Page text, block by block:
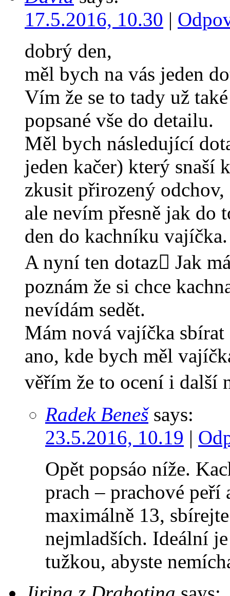
17.5.2016, 10.30 |
dobrý den,
měl bych na vás jeden
Vím že se to tady už
popsané vše do detailu.
Měl bych následující
jeden kačer) který snaší
zkusit přirozený odchov,
ale nevím přesně jak do
den do kachníku
A nyní ten dotaz Jak
poznám že si chce
nevídám sedět.
Mám nová vajíčka sbírat
ano, kde bych měl
věřím že to ocení i další
Radek Beneš says:
23.5.2016, 10.19 |
Opět popsáo níže.
prach – prachové peří
maximálně 13,
nejmladších. Ideální
tužkou, abyste